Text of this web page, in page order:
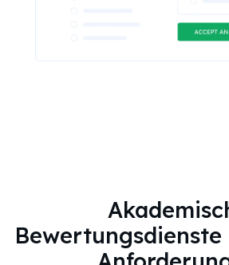
Bewertungsdienste